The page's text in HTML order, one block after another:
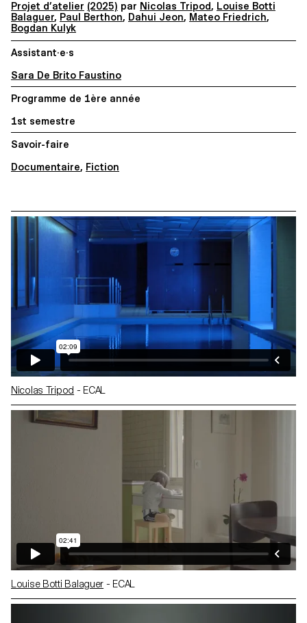
Projet d’atelier (2025) par Nicolas Tripod, Louise Botti
Balaguer, Paul Berthon, Dahui Jeon, Mateo Friedrich,
Bogdan Kulyk
Assistant·e·s
Sara De Brito Faustino
Programme de 1ère année
1st semestre
Savoir-faire
Documentaire, Fiction
Nicolas Tripod - ECAL
Louise Botti Balaguer - ECAL